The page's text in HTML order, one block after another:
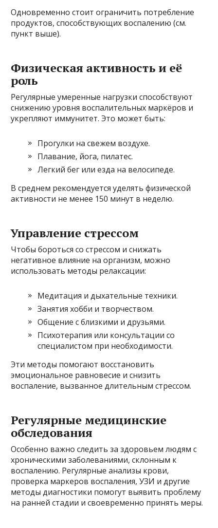
Одновременно стоит ограничить потребление
продуктов, способствующих воспалению (см.
пункт выше).
Физическая активность и её
роль
Регулярные умеренные нагрузки способствуют
снижению уровня воспалительных маркёров и
укрепляют иммунитет. Это может быть:
Прогулки на свежем воздухе.
Плавание, йога, пилатес.
Легкий бег или езда на велосипеде.
В среднем рекомендуется уделять физической
активности не менее 150 минут в неделю.
Управление стрессом
Чтобы бороться со стрессом и снижать
негативное влияние на организм, можно
использовать методы релаксации:
Медитация и дыхательные техники.
Занятия хобби и творчеством.
Общение с близкими и друзьями.
Психотерапия или консультации со
специалистом при необходимости.
Эти методы помогают восстановить
эмоциональное равновесие и снизить
воспаление, вызванное длительным стрессом.
Регулярные медицинские
обследования
Особенно важно следить за здоровьем людям с
хроническими заболеваниями, склонным к
воспалению. Регулярные анализы крови,
проверка маркеров воспаления, УЗИ и другие
методы диагностики помогут выявить проблему
на ранней стадии и своевременно принять меры.